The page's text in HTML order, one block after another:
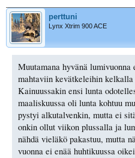
perttuni
Lynx Xtrim 900 ACE
Muutamana hyvänä
mahtaviin kevätkeleihin
Kainuussakin ensi lunta
maaliskuussa oli lunta kohtuu
pystyi alkutalvenkin, mutta ei
onkin ollut viikon plussalla ja
nähdä vieläkö pakastuu, mutta
vuonna ei enää huhtikuussa